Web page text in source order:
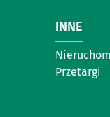
INNE
Przetargi